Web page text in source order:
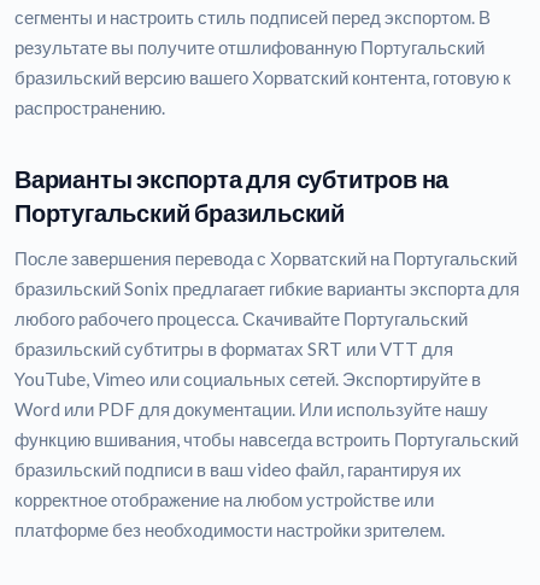
сегменты и настроить стиль подписей перед экспортом. В
результате вы получите отшлифованную Португальский
бразильский версию вашего Хорватский контента, готовую к
распространению.
Варианты экспорта для субтитров на
Португальский бразильский
После завершения перевода с Хорватский на Португальский
бразильский Sonix предлагает гибкие варианты экспорта для
любого рабочего процесса. Скачивайте Португальский
бразильский субтитры в форматах SRT или VTT для
YouTube, Vimeo или социальных сетей. Экспортируйте в
Word или PDF для документации. Или используйте нашу
функцию вшивания, чтобы навсегда встроить Португальский
бразильский подписи в ваш video файл, гарантируя их
корректное отображение на любом устройстве или
платформе без необходимости настройки зрителем.